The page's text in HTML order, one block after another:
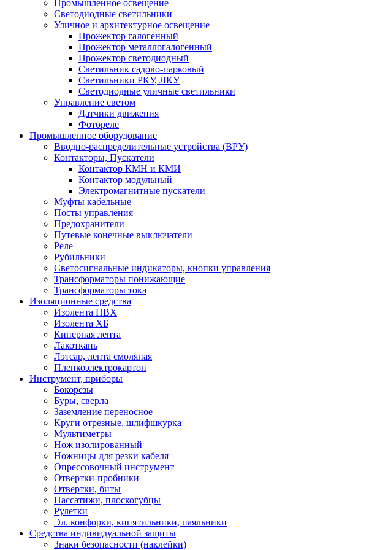
Промышленное освещение
Светодиодные светильники
Уличное и архитектурное освещение
Прожектор галогенный
Прожектор металлогалогенный
Прожектор светодиодный
Светильник садово-парковый
Светильники РКУ, ЛКУ
Светодиодные уличные светильники
Управление светом
Датчики движения
Фотореле
Промышленное оборудование
Вводно-распределительные устройства (ВРУ)
Контакторы, Пускатели
Контактор КМН и КМИ
Контактор модульный
Электромагнитные пускатели
Муфты кабельные
Посты управления
Предохранители
Путевые конечные выключатели
Реле
Рубильники
Светосигнальные индикаторы, кнопки управления
Трансформаторы понижающие
Трансформаторы тока
Изоляционные средства
Изолента ПВХ
Изолента ХБ
Киперная лента
Лакоткань
Лэтсар, лента смоляная
Пленкоэлектрокартон
Инструмент, приборы
Бокорезы
Буры, сверла
Заземление переносное
Круги отрезные, шлифшкурка
Мультиметры
Нож изолированный
Ножницы для резки кабеля
Опрессовочный инструмент
Отвертки-пробники
Отвертки, биты
Пассатижи, плоскогубцы
Рулетки
Эл. конфорки, кипятильники, паяльники
Средства индивидуальной защиты
Знаки безопасности (наклейки)